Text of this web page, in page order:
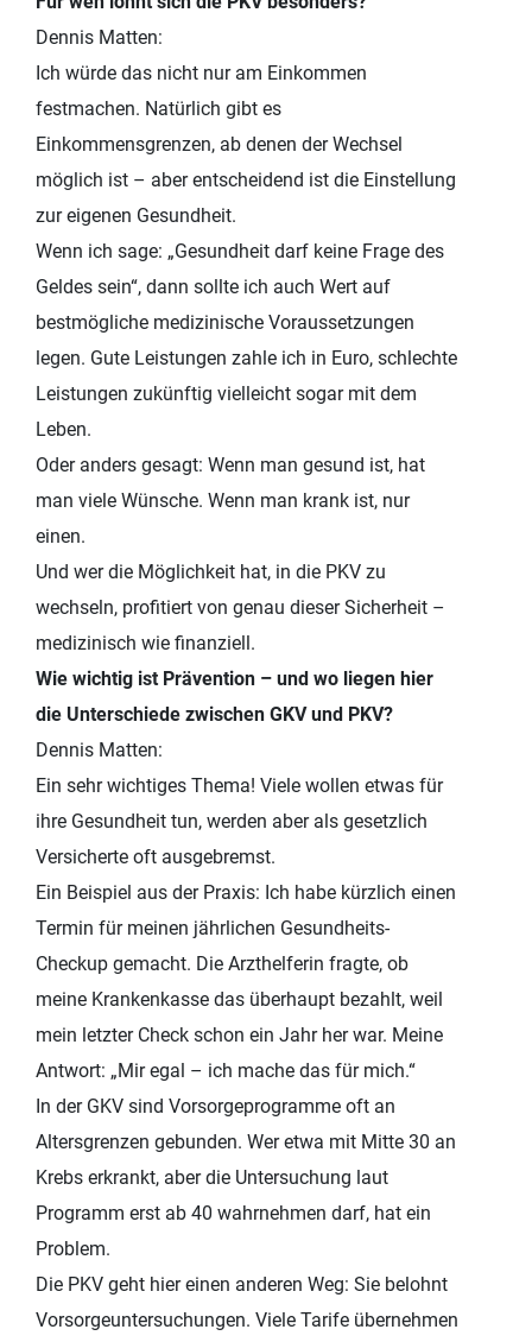
Dennis Matten:
Ich würde das nicht nur am Einkommen
festmachen. Natürlich gibt es
Einkommensgrenzen, ab denen der Wechsel
möglich ist – aber entscheidend ist die Einstellung
zur eigenen Gesundheit.
Wenn ich sage: „Gesundheit darf keine Frage des
Geldes sein“, dann sollte ich auch Wert auf
bestmögliche medizinische Voraussetzungen
legen. Gute Leistungen zahle ich in Euro, schlechte
Leistungen zukünftig vielleicht sogar mit dem
Leben.
Oder anders gesagt: Wenn man gesund ist, hat
man viele Wünsche. Wenn man krank ist, nur
einen.
Und wer die Möglichkeit hat, in die PKV zu
wechseln, profitiert von genau dieser Sicherheit –
medizinisch wie finanziell.
Wie wichtig ist Prävention – und wo liegen hier
die Unterschiede zwischen GKV und PKV?
Dennis Matten:
Ein sehr wichtiges Thema! Viele wollen etwas für
ihre Gesundheit tun, werden aber als gesetzlich
Versicherte oft ausgebremst.
Ein Beispiel aus der Praxis: Ich habe kürzlich einen
Termin für meinen jährlichen Gesundheits-
Checkup gemacht. Die Arzthelferin fragte, ob
meine Krankenkasse das überhaupt bezahlt, weil
mein letzter Check schon ein Jahr her war. Meine
Antwort: „Mir egal – ich mache das für mich.“
In der GKV sind Vorsorgeprogramme oft an
Altersgrenzen gebunden. Wer etwa mit Mitte 30 an
Krebs erkrankt, aber die Untersuchung laut
Programm erst ab 40 wahrnehmen darf, hat ein
Problem.
Die PKV geht hier einen anderen Weg: Sie belohnt
Vorsorgeuntersuchungen. Viele Tarife übernehmen